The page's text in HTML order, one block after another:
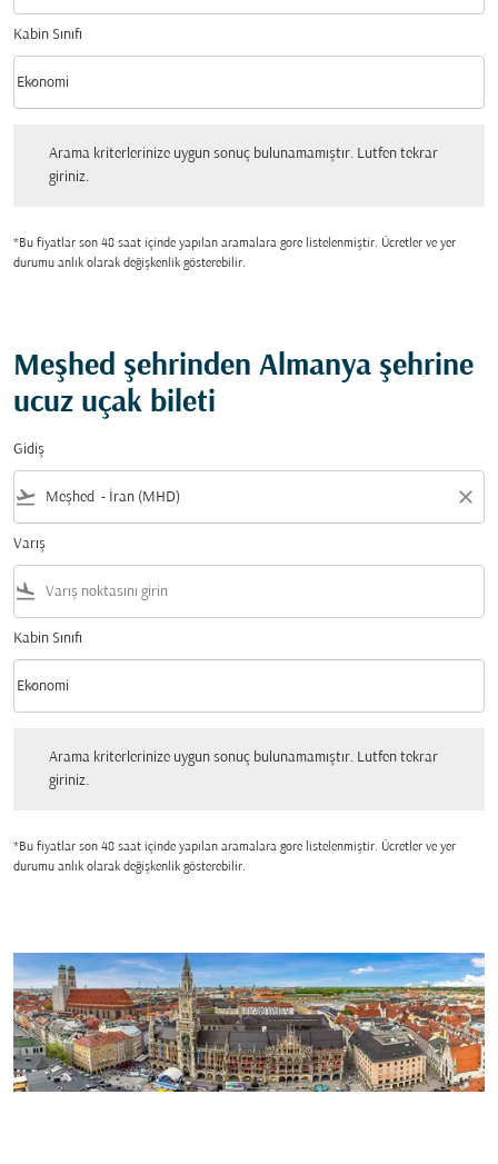
Kabin Sınıfı
Kabin Sınıfı option Ekonomi Selected
Ekonomi
keyboard_arrow_down
Arama kriterlerinize uygun sonuç bulunamamıştır. Lutfen tekrar
giriniz.
*Bu fiyatlar son 48 saat içinde yapılan aramalara gore listelenmiştir. Ücretler ve yer
durumu anlık olarak değişkenlik gösterebilir.
Meşhed şehrinden Almanya şehrine
ucuz uçak bileti
Gidiş
flight_takeoff close
Varış
flight_land
Kabin Sınıfı
Kabin Sınıfı option Ekonomi Selected
Ekonomi
keyboard_arrow_down
Arama kriterlerinize uygun sonuç bulunamamıştır. Lutfen tekrar
giriniz.
*Bu fiyatlar son 48 saat içinde yapılan aramalara gore listelenmiştir. Ücretler ve yer
durumu anlık olarak değişkenlik gösterebilir.